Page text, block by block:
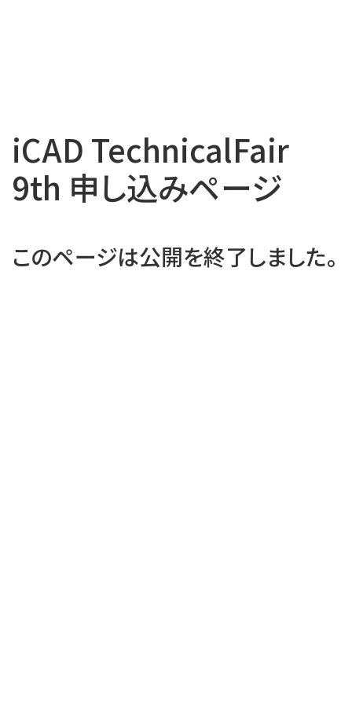
iCAD TechnicalFair
9th 申し込みページ
このページは公開を終了しました。